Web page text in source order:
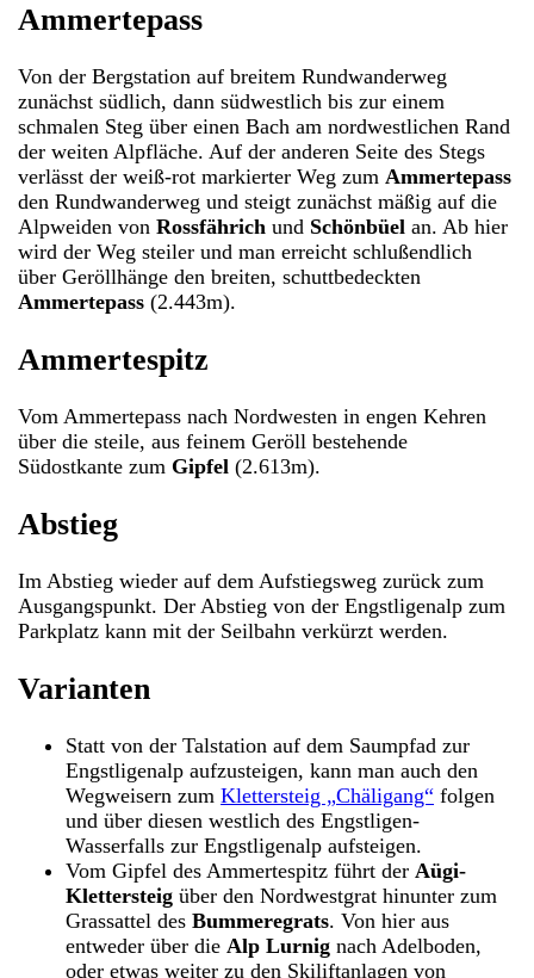
Ammertepass
Von der Bergstation auf breitem Rundwanderweg
zunächst südlich, dann südwestlich bis zur einem
schmalen Steg über einen Bach am nordwestlichen Rand
der weiten Alpfläche. Auf der anderen Seite des Stegs
verlässt der weiß-rot markierter Weg zumAmmertepass
den Rundwanderweg und steigt zunächst mäßig auf die
Alpweiden vonRossfährich und Schönbüel an. Ab hier
wird der Weg steiler und man erreicht schlußendlich
über Geröllhänge den breiten, schuttbedeckten
Ammertepass (2.443m).
Ammertespitz
Vom Ammertepass nach Nordwesten in engen Kehren
über die steile, aus feinem Geröll bestehende
Südostkante zum Gipfel (2.613m).
Abstieg
Im Abstieg wieder auf dem Aufstiegsweg zurück zum
Ausgangspunkt. Der Abstieg von der Engstligenalp zum
Parkplatz kann mit der Seilbahn verkürzt werden.
Varianten
Statt von der Talstation auf dem Saumpfad zur
Engstligenalp aufzusteigen, kann man auch den
Wegweisern zumKlettersteig „Chäligang“ folgen
und über diesen westlich des Engstligen-
Wasserfalls zur Engstligenalp aufsteigen.
Vom Gipfel des Ammertespitz führt der Aügi-
Klettersteig über den Nordwestgrat hinunter zum
Grassattel desBummeregrats. Von hier aus
entweder über die Alp Lurnig nach Adelboden,
oder etwas weiter zu den Skiliftanlagen von